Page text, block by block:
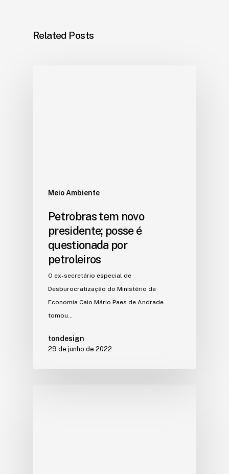
Related Posts
Meio Ambiente
Petrobras tem novo
presidente; posse é
questionada por
petroleiros
O ex-secretário especial de
Desburocratização do Ministério da
Economia Caio Mário Paes de Andrade
tomou…
tondesign
29 de junho de 2022